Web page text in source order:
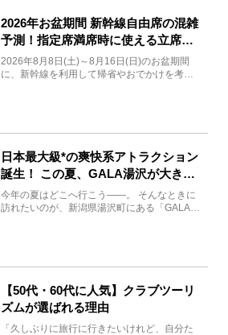
2026年お盆期間 新幹線自由席の混雑
予測！指定席満席時に使える立席特
急券も解説
2026年8月8日(土)～8月16日(日)のお盆期間
に、新幹線を利用して帰省やおでかけを考え
日本最大級*の爽快系アトラクション
誕生！ この夏、GALA湯沢が大きく
生まれ変わる
今年の夏はどこへ行こう――。 そんなときに
訪れたいのが、新潟県湯沢町にある「GALA湯
【50代・60代に人気】クラブツーリ
ズムが選ばれる理由
「久しぶりに旅行に行きたいけれど、自分た